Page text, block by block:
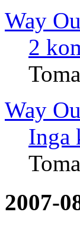
Way
2
Way
Inga
2007-